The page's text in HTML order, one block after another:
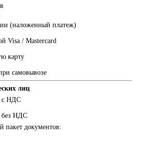
(наложенный платеж)
Visa / Mastercard
карту
самовывозе
лиц
с НДС
без НДС
пакет документов: